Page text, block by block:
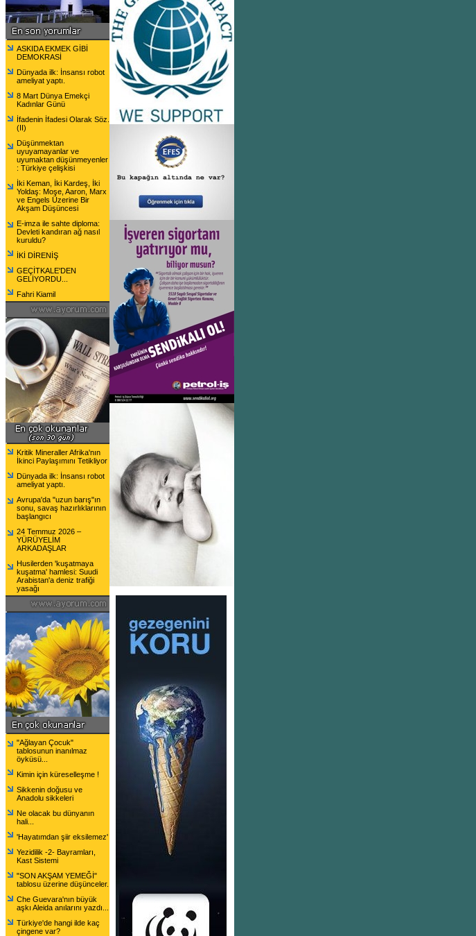
ASKIDA EKMEK GİBİ
DEMOKRASİ
Dünyada ilk: İnsansı robot
ameliyat yaptı.
8 Mart Dünya Emekçi
Kadınlar Günü
İfadenin İfadesi Olarak Söz.
(II)
Düşünmektan
uyuyamayanlar ve
uyumaktan düşünmeyenler
: Türkiye çelişkisi
İki Keman, İki Kardeş, İki
Yoldaş: Moşe, Aaron, Marx
ve Engels Üzerine Bir
Akşam Düşüncesi
E-imza ile sahte diploma:
Devleti kandıran ağ nasıl
kuruldu?
İKİ DİRENİŞ
GEÇİTKALE'DEN
GELİYORDU...
Fahri Kiamil
Kritik Mineraller Afrika'nın
İkinci Paylaşımını Tetikliyor
Dünyada ilk: İnsansı robot
ameliyat yaptı.
Avrupa'da "uzun barış"ın
sonu, savaş hazırlıklarının
başlangıcı
24 Temmuz 2026 –
YÜRÜYELİM
ARKADAŞLAR
Husilerden 'kuşatmaya
kuşatma' hamlesi: Suudi
Arabistan'a deniz trafiği
yasağı
"Ağlayan Çocuk"
tablosunun inanılmaz
öyküsü...
Kimin için küreselleşme !
Sikkenin doğusu ve
Anadolu sikkeleri
Ne olacak bu dünyanın
hali...
'Hayatımdan şiir eksilemez'
Yezidilik -2- Bayramları,
Kast Sistemi
"SON AKŞAM YEMEĞİ"
tablosu üzerine düşünceler.
Che Guevara'nın büyük
aşkı Aleida anılarını yazdı...
Türkiye'de hangi ilde kaç
çingene var?